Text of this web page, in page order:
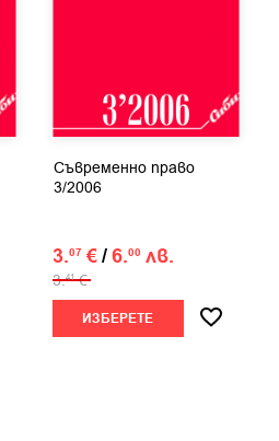
Съвременно право
3/2006
3.07 €/6.00 лв.
3.41 €
ИЗБЕРЕТЕ